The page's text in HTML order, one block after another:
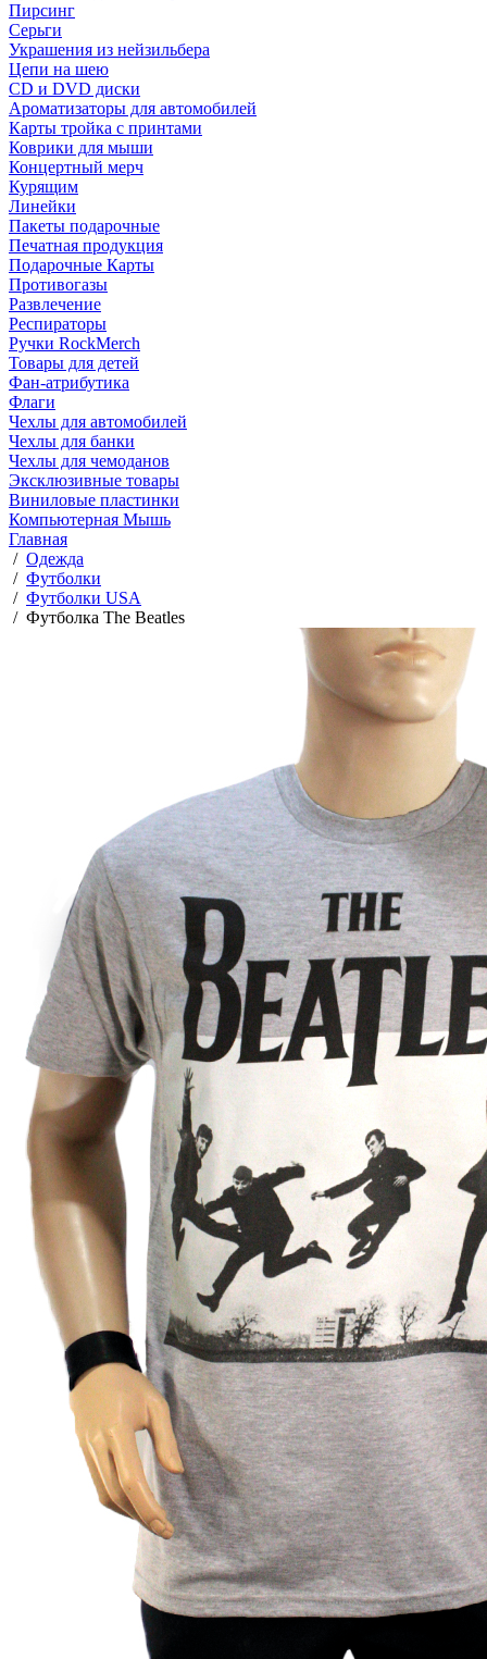
Пирсинг
Серьги
Украшения из нейзильбера
Цепи на шею
CD и DVD диски
Ароматизаторы для автомобилей
Карты тройка с принтами
Коврики для мыши
Концертный мерч
Курящим
Линейки
Пакеты подарочные
Печатная продукция
Подарочные Карты
Противогазы
Развлечение
Респираторы
Ручки RockMerch
Товары для детей
Фан-атрибутика
Флаги
Чехлы для автомобилей
Чехлы для банки
Чехлы для чемоданов
Эксклюзивные товары
Виниловые пластинки
Компьютерная Мышь
Главная
/ Одежда
/ Футболки
/ Футболки USA
/ Футболка The Beatles